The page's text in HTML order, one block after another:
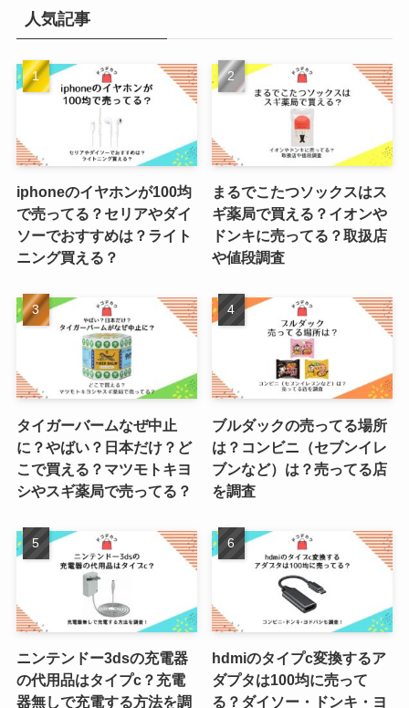
人気記事
iphoneのイヤホンが100均
で売ってる？セリアやダイ
ソーでおすすめは？ライト
ニング買える？
まるでこたつソックスはス
ギ薬局で買える？イオンや
ドンキに売ってる？取扱店
や値段調査
タイガーバームなぜ中止
に？やばい？日本だけ？ど
こで買える？マツモトキヨ
シやスギ薬局で売ってる？
ブルダックの売ってる場所
は？コンビニ（セブンイレ
ブンなど）は？売ってる店
を調査
ニンテンドー3dsの充電器
の代用品はタイプc？充電
器無しで充電する方法を調
hdmiのタイプc変換するア
ダプタは100均に売って
る？ダイソー・ドンキ・ヨ